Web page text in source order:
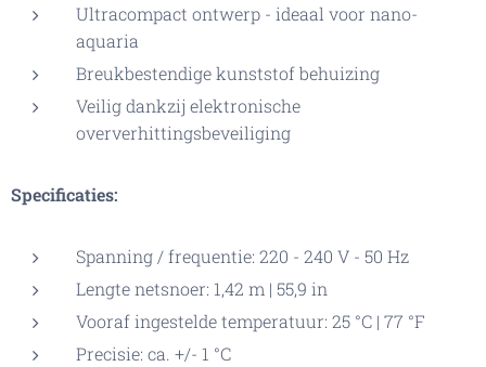
Ultracompact ontwerp - ideaal voor nano-
aquaria
Breukbestendige kunststof behuizing
Veilig dankzij elektronische
oververhittingsbeveiliging
Specificaties:
Spanning / frequentie: 220 - 240 V - 50 Hz
Lengte netsnoer: 1,42 m | 55,9 in
Vooraf ingestelde temperatuur: 25 °C | 77 °F
Precisie: ca. +/- 1 °C